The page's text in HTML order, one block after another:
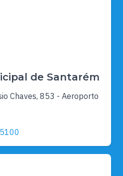
de Santarém
Chaves, 853 - Aeroporto